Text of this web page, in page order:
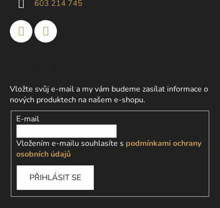
603 214 745
Vložte svůj e-mail a my vám budeme zasílat informace o
nových produktech na našem e-shopu.
E-mail
Vložením e-mailu souhlasíte s podmínkami ochrany
osobních údajů
PŘIHLÁSIT SE